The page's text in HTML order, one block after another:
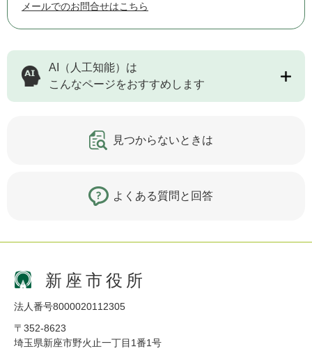
メールでのお問合せはこちら
AI（人工知能）は
こんなページをおすすめします
見つからないときは
よくある質問と回答
新座市役所
法人番号8000020112305
〒352-8623
埼玉県新座市野火止一丁目1番1号